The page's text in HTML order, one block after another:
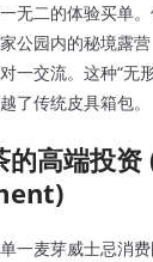
无二的体验买单
公园内的秘境露
一交流。这种“无
了传统皮具箱包。
的高端投
一麦芽威士忌消